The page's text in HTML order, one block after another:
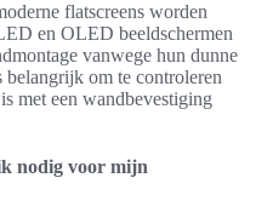
flatscreens worden
en OLED beeldschermen
vanwege hun dunne
om te controleren
met een wandbevestiging
nodig voor mijn